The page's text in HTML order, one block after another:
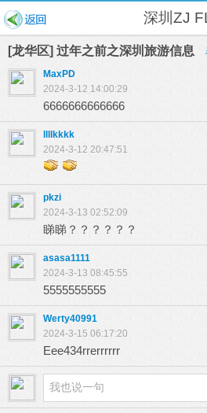
深圳ZJ
[龙华区] 过年之前之深圳旅游信息
MaxPD
2024-3-12 14:00:29
6666666666666
llllkkkk
2024-3-12 20:47:51
pkzi
2024-3-13 02:52:09
睇睇？？？？？？
asasa1111
2024-3-13 08:45:55
5555555555
Werty40991
2024-3-15 06:17:20
Eee434rrerrrrrr